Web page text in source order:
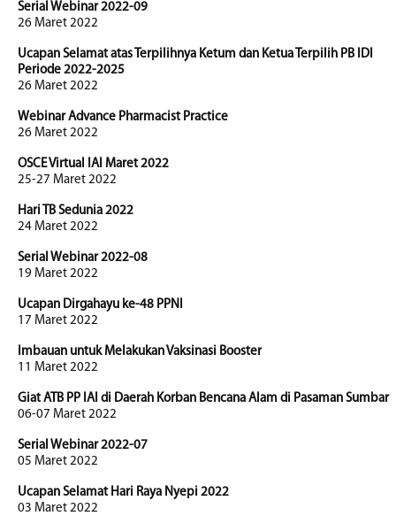
Serial Webinar 2022-09
26 Maret 2022
Ucapan Selamat atas Terpilihnya Ketum dan Ketua Terpilih PB IDI
Periode 2022-2025
26 Maret 2022
Webinar Advance Pharmacist Practice
26 Maret 2022
OSCE Virtual IAI Maret 2022
25-27 Maret 2022
Hari TB Sedunia 2022
24 Maret 2022
Serial Webinar 2022-08
19 Maret 2022
Ucapan Dirgahayu ke-48 PPNI
17 Maret 2022
Imbauan untuk Melakukan Vaksinasi Booster
11 Maret 2022
Giat ATB PP IAI di Daerah Korban Bencana Alam di Pasaman Sumbar
06-07 Maret 2022
Serial Webinar 2022-07
05 Maret 2022
Ucapan Selamat Hari Raya Nyepi 2022
03 Maret 2022